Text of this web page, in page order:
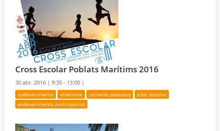
Cross Escolar Poblats Marítims 2016
30 abr. 2016 |9:30 - 13:00 |
esdeveniments atletisme carreres populars
edat escolar
esdeveniments participatius